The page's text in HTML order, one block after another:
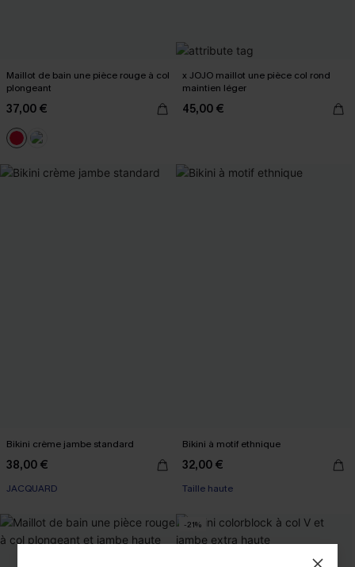
Maillot de bain une pièce rouge à col
plongeant
37,00 €
x JOJO maillot une pièce col rond
maintien léger
45,00 €
Bikini crème jambe standard
38,00 €
JACQUARD
Bikini à motif ethnique
32,00 €
Taille haute
-21%